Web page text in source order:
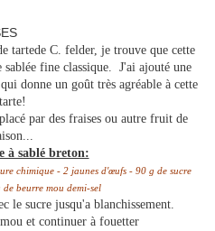
tartede C. felder, je trouve que cette
fine classique. J'ai ajouté une
donne un goût très agréable à cette
tarte!
par des fraises ou autre fruit de
à sablé breton:
chimique - 2 jaunes d'œufs - 90 g de sucre
beurre mou demi-sel
le sucre jusqu'a blanchissement.
et continuer à fouetter